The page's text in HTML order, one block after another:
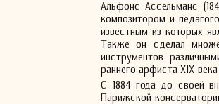
Альфонс Ассельманс
композитором и
известным из которых
Также он сделал
инструментов
раннего арфиста XIX
С 1884 года до своей
Парижской